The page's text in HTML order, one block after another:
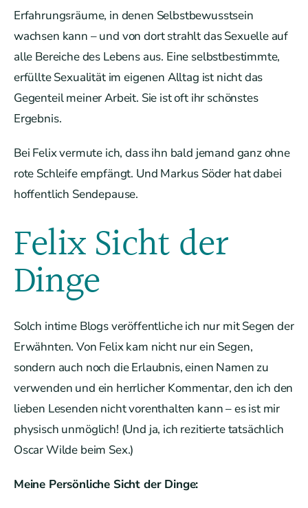
Erfahrungsräume, in denen Selbstbewusstsein
wachsen kann – und von dort strahlt das Sexuelle auf
alle Bereiche des Lebens aus. Eine selbstbestimmte,
erfüllte Sexualität im eigenen Alltag ist nicht das
Gegenteil meiner Arbeit. Sie ist oft ihr schönstes
Ergebnis.
Bei Felix vermute ich, dass ihn bald jemand ganz ohne
rote Schleife empfängt. Und Markus Söder hat dabei
hoffentlich Sendepause.
Felix Sicht der
Dinge
Solch intime Blogs veröffentliche ich nur mit Segen der
Erwähnten. Von Felix kam nicht nur ein Segen,
sondern auch noch die Erlaubnis, einen Namen zu
verwenden und ein herrlicher Kommentar, den ich den
lieben Lesenden nicht vorenthalten kann – es ist mir
physisch unmöglich! (Und ja, ich rezitierte tatsächlich
Oscar Wilde beim Sex.)
Meine Persönliche Sicht der Dinge: